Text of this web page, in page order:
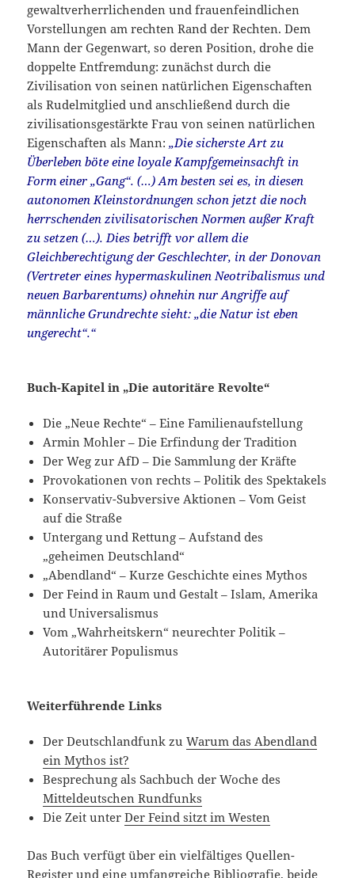
gewaltverherrlichenden und frauenfeindlichen
Vorstellungen am rechten Rand der Rechten. Dem
Mann der Gegenwart, so deren Position, drohe die
doppelte Entfremdung: zunächst durch die
Zivilisation von seinen natürlichen Eigenschaften
als Rudelmitglied und anschließend durch die
zivilisationsgestärkte Frau von seinen natürlichen
Eigenschaften als Mann:„Die sicherste Art zu
Überleben böte eine loyale Kampfgemeinsachft in
Form einer „Gang“. (…) Am besten sei es, in diesen
autonomen Kleinstordnungen schon jetzt die noch
herrschenden zivilisatorischen Normen außer Kraft
zu setzen (…). Dies betrifft vor allem die
Gleichberechtigung der Geschlechter, in der Donovan
(Vertreter eines hypermaskulinen Neotribalismus und
neuen Barbarentums) ohnehin nur Angriffe auf
männliche Grundrechte sieht: „die Natur ist eben
ungerecht“.“
Buch-Kapitel in „Die autoritäre Revolte“
Die „Neue Rechte“ – Eine Familienaufstellung
Armin Mohler – Die Erfindung der Tradition
Der Weg zur AfD – Die Sammlung der Kräfte
Provokationen von rechts – Politik des Spektakels
Konservativ-Subversive Aktionen – Vom Geist
auf die Straße
Untergang und Rettung – Aufstand des
„geheimen Deutschland“
„Abendland“ – Kurze Geschichte eines Mythos
Der Feind in Raum und Gestalt – Islam, Amerika
und Universalismus
Vom „Wahrheitskern“ neurechter Politik –
Autoritärer Populismus
Weiterführende Links
Der Deutschlandfunk zuWarum das Abendland
ein Mythos ist?
Besprechung als Sachbuch der Woche des
Mitteldeutschen Rundfunks
Die Zeit unterDer Feind sitzt im Westen
Das Buch verfügt über ein vielfältiges Quellen-
Register und eine umfangreiche Bibliografie, beide